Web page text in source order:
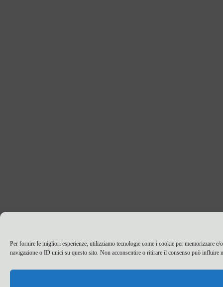
Per fornire le migliori esperienze, utilizziamo tecnologie come i cookie per memorizzare
navigazione o ID unici su questo sito. Non acconsentire o ritirare il consenso può influire